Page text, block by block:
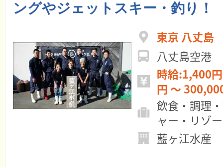
ングやジェットスキー・釣り！
東京 八丈島
八丈島空港
時給:1,400円 ～ 月給
円 ～
飲食・調理
ャー・リゾ
藍ヶ江水産